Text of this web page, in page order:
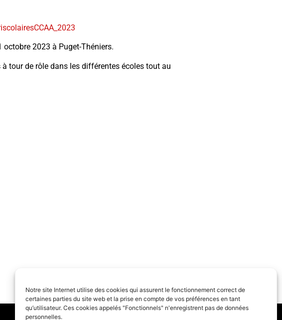
Notre site Internet utilise des cookies qui assurent le fonctionnement correct de
certaines parties du site web et la prise en compte de vos préférences en tant
qu’utilisateur. Ces cookies appelés "Fonctionnels" n'enregistrent pas de données
personnelles.
2023 à Puget-Théniers.
tour de rôle dans les différentes écoles tout au